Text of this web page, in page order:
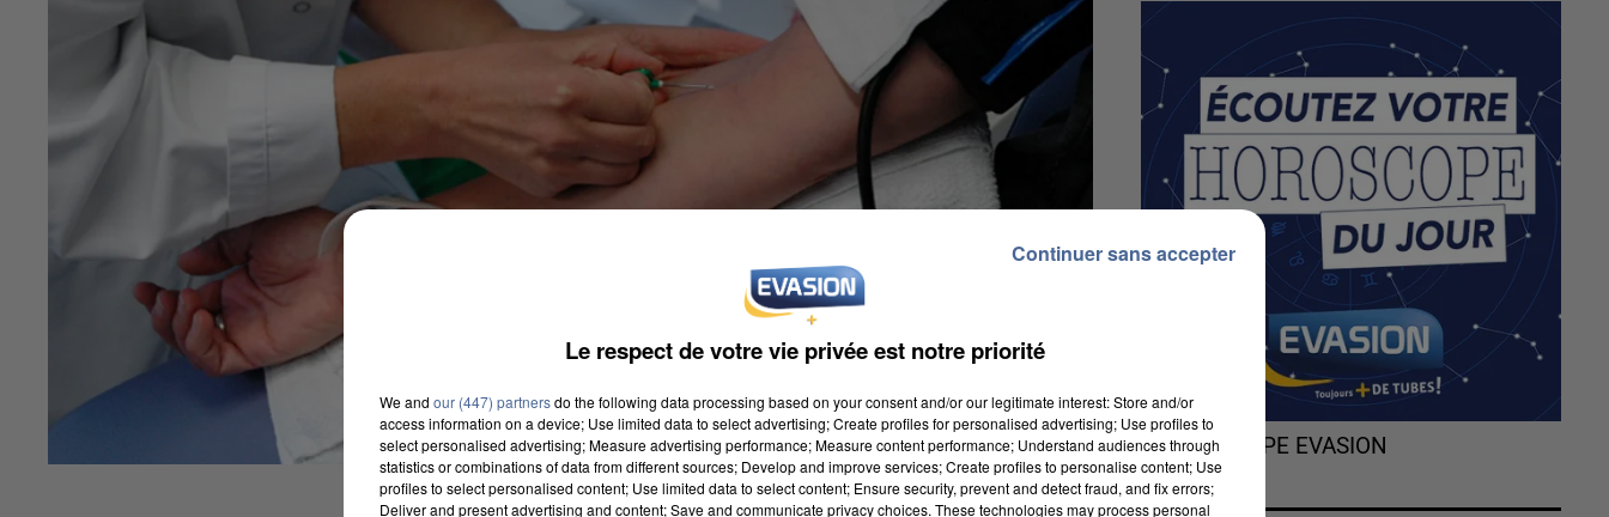
L'HOROSCOPE EVASION
Le respect de votre vie privée est notre priorité
We and our (447) partnersdo the following data processing based on your consent and/or our legitimate interest: Store and/or
access information on a device; Use limited data to select advertising; Create profiles for personalised advertising; Use profiles to
select personalised advertising; Measure advertising performance; Measure content performance; Understand audiences through
statistics or combinations of data from different sources; Develop and improve services; Create profiles to personalise content; Use
profiles to select personalised content; Use limited data to select content; Ensure security, prevent and detect fraud, and fix errors;
Deliver and present advertising and content; Save and communicate privacy choices. These technologies may process personal
Continuer sans accepter